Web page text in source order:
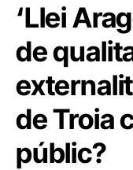
‘Llei
de
de Troia
públic?